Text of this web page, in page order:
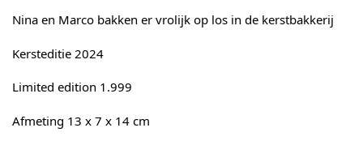
Nina en Marco bakken er vrolijk op los in de kerstbakkerij
Kersteditie 2024
Limited edition 1.999
Afmeting 13 x 7 x 14 cm